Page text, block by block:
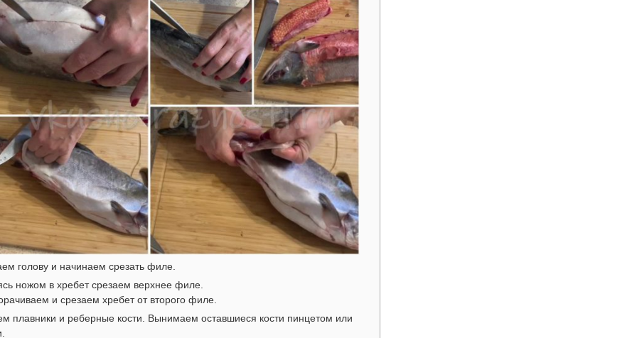
голову и начинаем срезать филе.
ножом в хребет срезаем верхнее филе.
и срезаем хребет от второго филе.
плавники и реберные кости. Вынимаем оставшиеся кости пинцетом или